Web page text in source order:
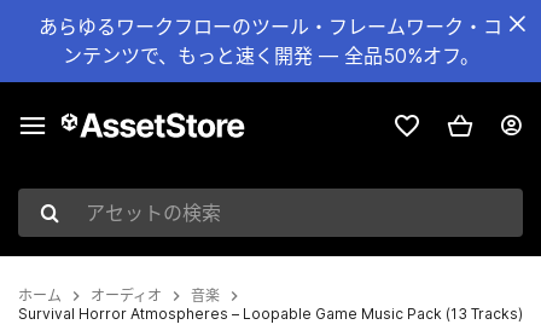
あらゆるワークフローのツール・フレームワーク・コ
ンテンツで、もっと速く開発 — 全品50%オフ。
アセットの検索
ホーム オーディオ
音楽
Survival Horror Atmospheres – Loopable Game Music Pack (13 Tracks)